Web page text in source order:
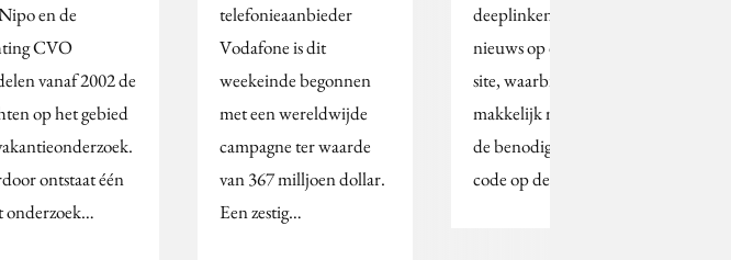
en de
CVO
vanaf 2002 de
op het gebied
ontstaat één
onderzoek…
telefonieaanbieder
Vodafone is dit
weekeinde begonnen
met een wereldwijde
campagne ter waarde
van 367 milljoen dollar.
Een zestig…
deeplinken naar het
nieuws op de Trouw-
site, waarbij Trouw het
makkelijk maakt door
de benodigde html-
code op de…